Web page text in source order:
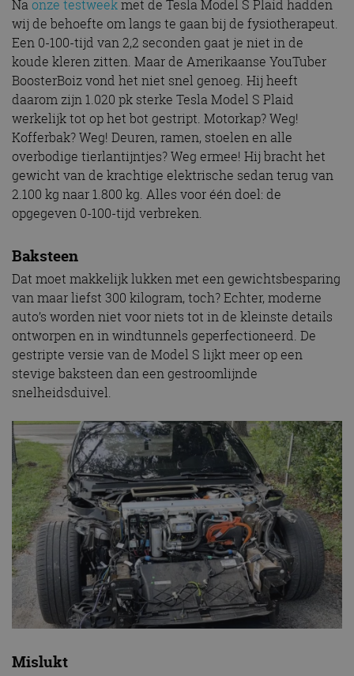
Naonze testweekmet de Tesla Model S Plaid hadden
wij de behoefte om langs te gaan bij de fysiotherapeut.
Een 0-100-tijd van 2,2 seconden gaat je niet in de
koude kleren zitten. Maar de Amerikaanse YouTuber
BoosterBoiz vond het niet snel genoeg. Hij heeft
daarom zijn 1.020 pk sterke Tesla Model S Plaid
werkelijk tot op het bot gestript. Motorkap? Weg!
Kofferbak? Weg! Deuren, ramen, stoelen en alle
overbodige tierlantijntjes? Weg ermee! Hij bracht het
gewicht van de krachtige elektrische sedan terug van
2.100 kg naar 1.800 kg. Alles voor één doel: de
opgegeven 0-100-tijd verbreken.
Baksteen
Dat moet makkelijk lukken met een gewichtsbesparing
van maar liefst 300 kilogram, toch? Echter, moderne
auto’s worden niet voor niets tot in de kleinste details
ontworpen en in windtunnels geperfectioneerd. De
gestripte versie van de Model S lijkt meer op een
stevige baksteen dan een gestroomlijnde
snelheidsduivel.
Mislukt